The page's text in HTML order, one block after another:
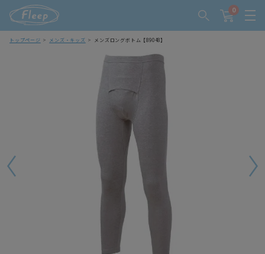
0
トップページ メンズ・キッズ メンズロングボトム【89048】